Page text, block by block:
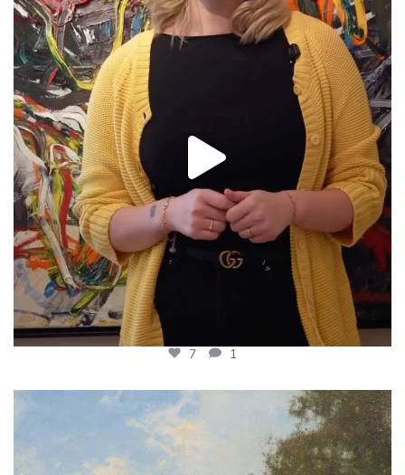
7 1
7 1
𝗪𝗮𝗮𝗿 𝗼𝗼𝗶𝘁 𝗝𝗮𝗻 𝗛𝗼𝗹𝘁𝗿𝘂𝗽